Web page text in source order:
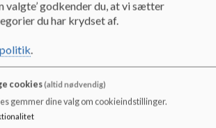
valgte’ godkender du, at vi sætter
du har krydset af.
.
cookies(altid nødvendig)
gemmer dine valg om cookieindstillinger.